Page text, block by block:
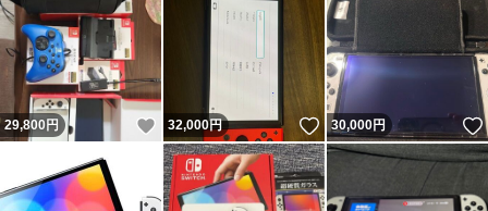
29,800 円 いいね！
32,000円 いいね！
30,000円